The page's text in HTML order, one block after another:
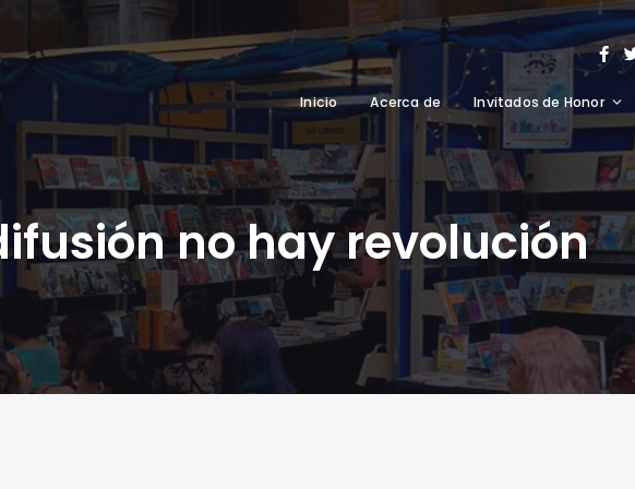
Inicio Acerca de Invitados de Honor
no hay revolución